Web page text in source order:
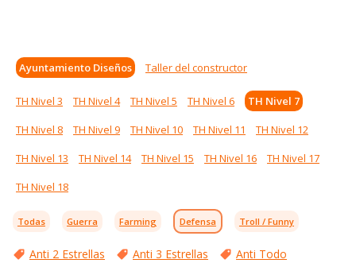
Ayuntamiento Diseños Taller del constructor
TH Nivel 3 TH Nivel 4 TH Nivel 5 TH Nivel 6
TH Nivel 7
TH Nivel 8
TH Nivel 9 TH Nivel 10 TH Nivel 11
TH Nivel 12
TH Nivel 13
TH Nivel 14 TH Nivel 15 TH Nivel 16
TH Nivel 17
TH Nivel 18
Todas Guerra Farming Defensa Troll / Funny
Anti 2 Estrellas Anti 3 Estrellas
Anti Todo